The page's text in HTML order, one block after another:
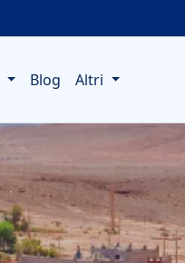
Blog Altri